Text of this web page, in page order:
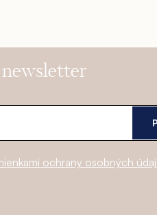
ochrany osobných